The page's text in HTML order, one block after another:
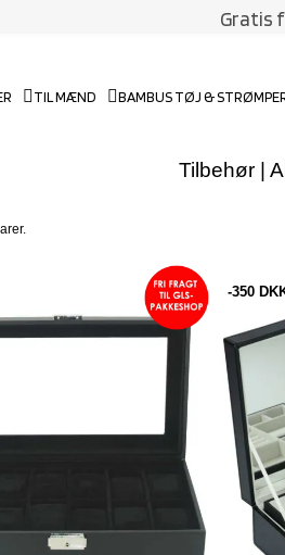
Gratis
TIL MÆND BAMBUS TØJ &
Tilbehør |
-350